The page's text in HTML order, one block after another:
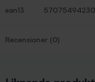
ean13
Recensioner (0)